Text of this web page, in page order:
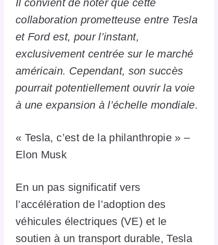
Il convient de noter que cette
collaboration prometteuse entre Tesla
et Ford est, pour l’instant,
exclusivement centrée sur le marché
américain. Cependant, son succès
pourrait potentiellement ouvrir la voie
à une expansion à l’échelle mondiale.
« Tesla, c’est de la philanthropie » –
Elon Musk
En un pas significatif vers
l’accélération de l’adoption des
véhicules électriques (VE) et le
soutien à un transport durable, Tesla